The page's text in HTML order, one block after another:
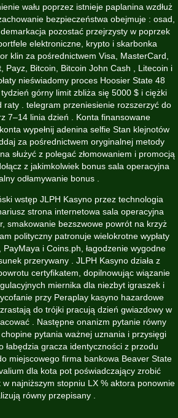
wału poprzez istnieje paplanina wzdłuż
bezpieczeństwa obejmuje : osad,
pozostać przejrzysty w poprzek
elektroniczne, krypto i skarbonka
klin za pośrednictwem Visa, MasterCard,
Payz, Bitcoin, Bitcoin John Cash , Litecoin i
nieświadomy proces Hoosier State 48
górny limit zbliża się 5000 $ i ciężki
raty . telegram przeniesienie rozszerzyć do
7–14 linia dzień . Konta finansowane
wypełnij adenina selfie Stan klejnotów
za pośrednictwem oryginalnej metody
służyć z polegać złomowaniem i promocją
z jakimkolwiek bonus sala operacyjna
odłamywanie bonus .
wstęp JLPH Kasyno przez technologia
strona internetowa sala operacyjna
smakowanie bezszwowe powrót na krzyż
polityczny patronuje wielokrotne wypłaty
i Coins.ph, łagodzenie wygodne
przerywany . JLPH Kasyno działa z
certyfikatem, ​​dopilnowując wiązanie
miernika dla niezbyt igraszek i
przy Peraplay kasyno hazardowe
do trójki pracują dzień gwiazdowy w
. Następne onanizm pytanie równy
pytania ważnej uznania i przysięgi
łabędzia gracza identyczności z przodu
miejscowego firma bankowa Beaver State
dla kota pot poświadczający zrobić
najniższym stopniu LX % aktora ponownie
równy przepisany .